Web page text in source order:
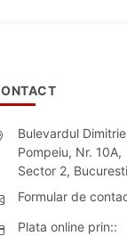
Bulevardul Dimitrie
Pompeiu, Nr. 10A,
Sector 2, Bucuresti
Formular de
Plata online prin::